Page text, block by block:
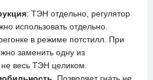
: ТЭН отдельно, регулятор
использовать отдельно.
в режиме потстилл. При
заменить одну из
весь ТЭН целиком.